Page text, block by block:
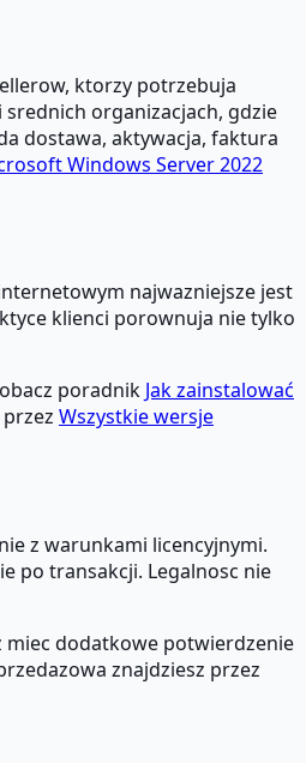
ktorzy potrzebuja
organizacjach, gdzie
dostawa, aktywacja, faktura
Windows Server 2022
najwazniejsze jest
klienci porownuja nie tylko
poradnik Jak zainstalować
Wszystkie wersje
z warunkami licencyjnymi.
po transakcji. Legalnosc nie
miec dodatkowe potwierdzenie
znajdziesz przez